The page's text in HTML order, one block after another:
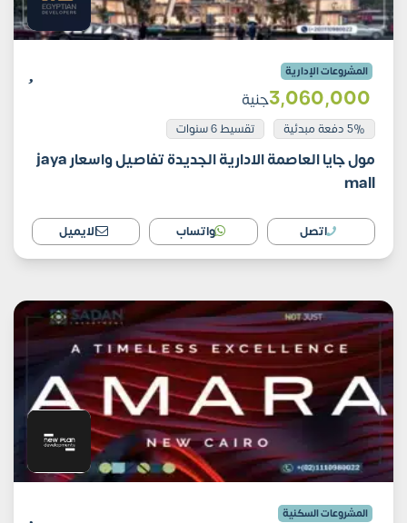
المشروعات الإدارية
3٬060٬000جنية
5% دفعة مبدئية تقسيط 6 سنوات
مول جايا العاصمة الادارية الجديدة تفاصيل واسعار jaya
mall
اتصل واتساب الايميل
المشروعات السكنية